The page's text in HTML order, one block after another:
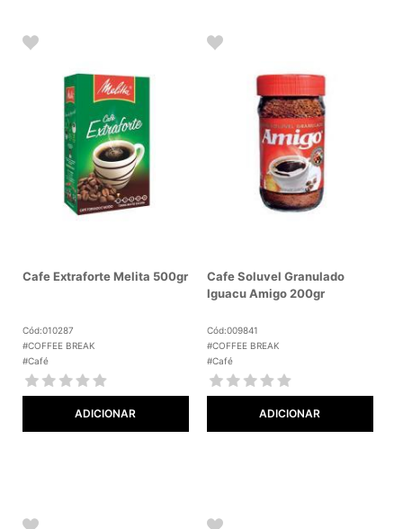
Cafe Extraforte Melita 500gr
Cód:010287
#COFFEE BREAK
#Café
ADICIONAR
Cafe Soluvel Granulado
Iguacu Amigo 200gr
Cód:009841
#COFFEE BREAK
#Café
ADICIONAR